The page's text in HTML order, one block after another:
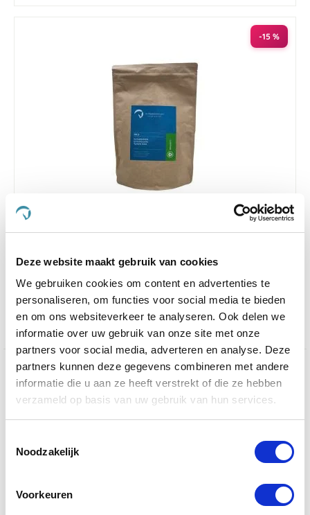
Deze website maakt gebruik van cookies
We gebruiken cookies om content en advertenties te
personaliseren, om functies voor social media te bieden
en om ons websiteverkeer te analyseren. Ook delen we
informatie over uw gebruik van onze site met onze
partners voor social media, adverteren en analyse. Deze
partners kunnen deze gegevens combineren met andere
informatie die u aan ze heeft verstrekt of die ze hebben
verzameld op basis van uw gebruik van hun services.
Noodzakelijk
Voorkeuren
-15 %
star
€ 19,95 € 16,96
Welkom op de website van De Paardendrogist,
waar wij met trots een uitgebreid assortiment van
hoogwaardige producten presenteren, zowel vanDe
Paardendrogistals vanDursy Dog, gericht op de
katten. Onze passie voor dierenwelzijn heeft ons
ertoe aangezet een diversiteit aan supplementen,
voeding en verzorgingsproducten te ontwikkelen, die
speciaal zijn ontworpen om aan de behoeften van